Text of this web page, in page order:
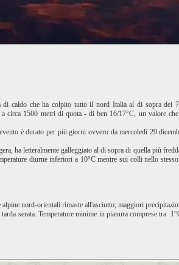
caldo che ha colpito tutto il nord Italia al di sopra dei
circa 1500 metri di quota - di ben 16/17°C, un valore
è durato per più giorni ovvero da mercoledì 29
ha letteralmente galleggiato al di sopra di quella più
diurne inferiori a 10°C mentre sui colli nello
nord-orientali rimaste all'asciutto; maggiori
serata. Temperature minime in pianura comprese tra